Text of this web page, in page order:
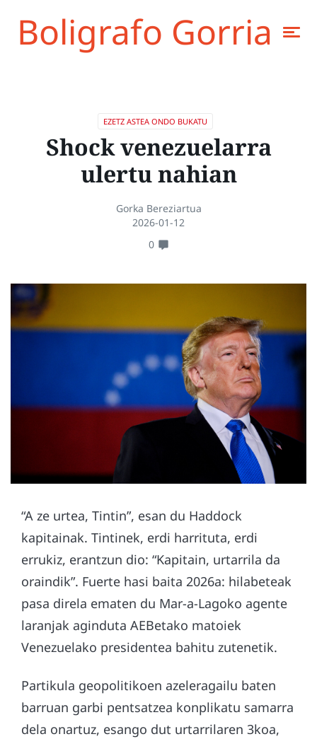
Boligrafo Gorria
EZETZ ASTEA ONDO BUKATU
Shock venezuelarra
ulertu nahian
Gorka Bereziartua
2026-01-12
0
“A ze urtea, Tintin”, esan du Haddock
kapitainak. Tintinek, erdi harrituta, erdi
errukiz, erantzun dio: “Kapitain, urtarrila da
oraindik”. Fuerte hasi baita 2026a: hilabeteak
pasa direla ematen du Mar-a-Lagoko agente
laranjak aginduta AEBetako matoiek
Venezuelako presidentea bahitu zutenetik.
Partikula geopolitikoen azeleragailu baten
barruan garbi pentsatzea konplikatu samarra
dela onartuz, esango dut urtarrilaren 3koa,